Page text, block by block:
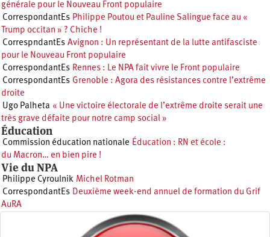
générale pour le Nouveau Front populaire
CorrespondantEs Philippe Poutou et Pauline Salingue face au «
Trump occitan » ? Chiche !
CorrespndantEs Avignon : Un représentant de la lutte antifasciste
pour le Nouveau Front populaire
CorrespondantEs Rennes : Le NPA fait vivre le Front populaire
CorrespondantEs Grenoble : Agora des résistances contre l’extrême
droite
Ugo Palheta « Une victoire électorale de l’extrême droite serait une
très grave défaite pour notre camp social »
Éducation
Commission éducation nationale Éducation : RN et école :
du Macron… en bien pire !
Vie du NPA
Philippe Cyroulnik Michel Rotman
CorrespondantEs Deuxième week-end annuel de formation du Grif
AuRA